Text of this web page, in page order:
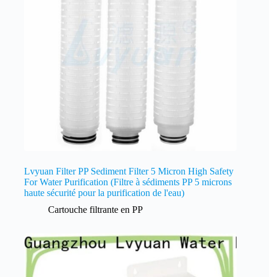
Lvyuan Filter PP Sediment Filter 5 Micron High Safety
For Water Purification (Filtre à sédiments PP 5 microns
haute sécurité pour la purification de l'eau)
Cartouche filtrante en PP